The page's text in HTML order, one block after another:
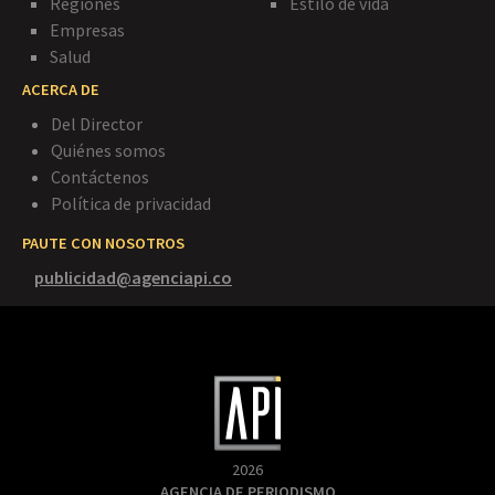
Empresas
Salud
ACERCA DE
Del Director
Quiénes somos
Contáctenos
Política de privacidad
PAUTE CON NOSOTROS
publicidad@agenciapi.co
2026